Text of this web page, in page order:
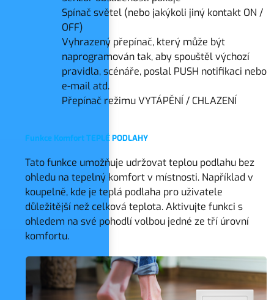
Spínač světel (nebo jakýkoli jiný kontakt ON /
OFF)
Vyhrazený přepínač, který může být
naprogramován tak, aby spouštěl výchozí
pravidla, scénáře, poslal PUSH notifikaci nebo
e-mail atd.
Přepínač režimu VYTÁPĚNÍ / CHLAZENÍ
Funkce Komfort TEPLÉ PODLAHY
Tato funkce umožňuje udržovat teplou podlahu bez
ohledu na tepelný komfort v místnosti. Například v
koupelně, kde je teplá podlaha pro uživatele
důležitější než celková teplota. Aktivujte funkci s
ohledem na své pohodlí volbou jedné ze tří úrovní
komfortu.